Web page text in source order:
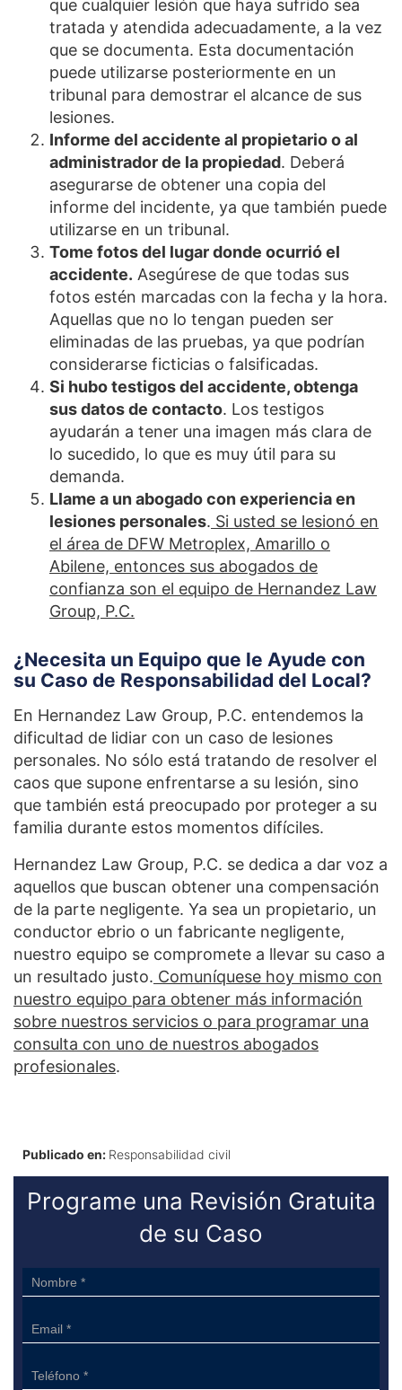
que cualquier lesión que haya sufrido sea
tratada y atendida adecuadamente, a la vez
que se documenta. Esta documentación
puede utilizarse posteriormente en un
tribunal para demostrar el alcance de sus
lesiones.
Informe del accidente al propietario o al
administrador de la propiedad. Deberá
asegurarse de obtener una copia del
informe del incidente, ya que también puede
utilizarse en un tribunal.
Tome fotos del lugar donde ocurrió el
accidente. Asegúrese de que todas sus
fotos estén marcadas con la fecha y la hora.
Aquellas que no lo tengan pueden ser
eliminadas de las pruebas, ya que podrían
considerarse ficticias o falsificadas.
Si hubo testigos del accidente, obtenga
sus datos de contacto. Los testigos
ayudarán a tener una imagen más clara de
lo sucedido, lo que es muy útil para su
demanda.
Llame a un abogado con experiencia en
lesiones personales. Si usted se lesionó en
el área de DFW Metroplex, Amarillo o
Abilene, entonces sus abogados de
confianza son el equipo de Hernandez Law
Group, P.C.
¿Necesita un Equipo que le Ayude con
su Caso de Responsabilidad del Local?
En Hernandez Law Group, P.C. entendemos la
dificultad de lidiar con un caso de lesiones
personales. No sólo está tratando de resolver el
caos que supone enfrentarse a su lesión, sino
que también está preocupado por proteger a su
familia durante estos momentos difíciles.
Hernandez Law Group, P.C. se dedica a dar voz a
aquellos que buscan obtener una compensación
de la parte negligente. Ya sea un propietario, un
conductor ebrio o un fabricante negligente,
nuestro equipo se compromete a llevar su caso a
un resultado justo. Comuníquese hoy mismo con
nuestro equipo para obtener más información
sobre nuestros servicios o para programar una
consulta con uno de nuestros abogados
profesionales.
Publicado en: Responsabilidad civil
Programe una Revisión Gratuita
de su Caso
Sidebar
Form